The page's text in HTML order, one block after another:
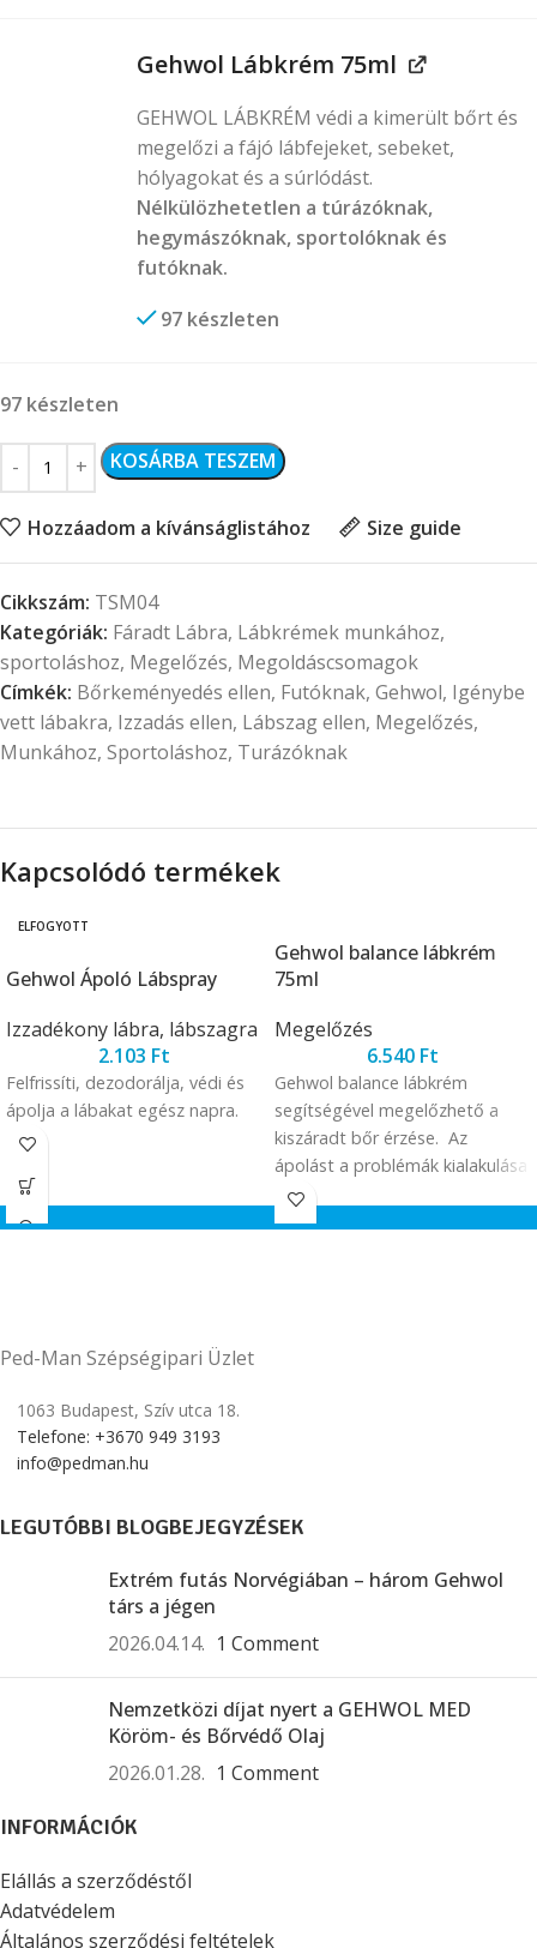
Gehwol Lábkrém 75ml
GEHWOL LÁBKRÉM védi a kimerült bőrt és
megelőzi a fájó lábfejeket, sebeket,
hólyagokat és a súrlódást.
Nélkülözhetetlen a túrázóknak,
hegymászóknak, sportolóknak és
futóknak.
97 készleten
97 készleten
KOSÁRBA TESZEM
Hozzáadom a kívánságlistához Size guide
Cikkszám: TSM04
Kategóriák: Fáradt Lábra, Lábkrémek munkához,
sportoláshoz, Megelőzés, Megoldáscsomagok
Címkék: Bőrkeményedés ellen, Futóknak, Gehwol, Igénybe
vett lábakra, Izzadás ellen, Lábszag ellen, Megelőzés,
Munkához, Sportoláshoz, Turázóknak
Kapcsolódó termékek
ELFOGYOTT
Gehwol Ápoló Lábspray
Izzadékony lábra, lábszagra
2.103 Ft
Felfrissíti, dezodorálja, védi és
ápolja a lábakat egész napra.
Gehwol balance lábkrém
75ml
Megelőzés
6.540 Ft
Gehwol balance lábkrém
segítségével megelőzhető a
kiszáradt bőr érzése. Az
ápolást a problémák kialakulása
előtt kell kezdeni. A Biotylis
probiotikus hatóanyaga
Ped-Man Szépségipari Üzlet
1063 Budapest, Szív utca 18.
Telefone: +3670 949 3193
info@pedman.hu
LEGUTÓBBI BLOGBEJEGYZÉSEK
Extrém futás Norvégiában – három Gehwol
társ a jégen
2026.04.14. 1 Comment
Nemzetközi díjat nyert a GEHWOL MED
Köröm- és Bőrvédő Olaj
2026.01.28. 1 Comment
INFORMÁCIÓK
Elállás a szerződéstől
Adatvédelem
Általános szerződési feltételek